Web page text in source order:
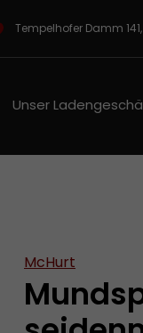
Tempelhofer Damm
Unser
McHurt